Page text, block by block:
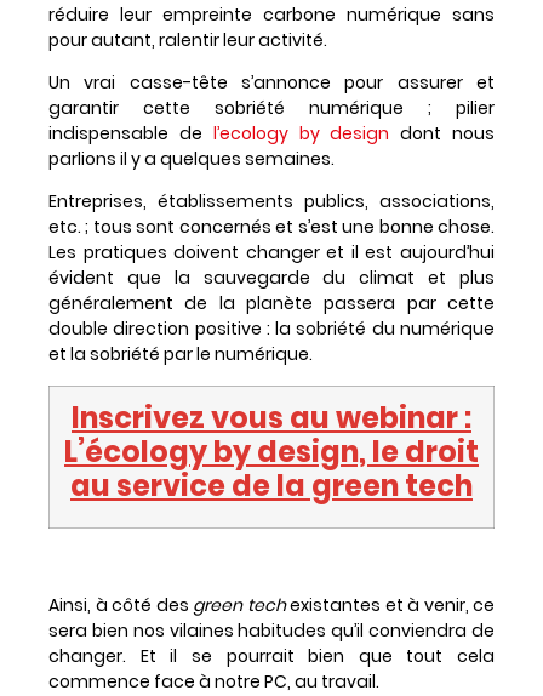
réduire leur empreinte carbone numérique sans
pour autant, ralentir leur activité.
Un vrai casse-tête s’annonce pour assurer et
garantir cette sobriété numérique ; pilier
indispensable de l’ecology by design dont nous
parlions il y a quelques semaines.
Entreprises, établissements publics, associations,
etc. ; tous sont concernés et s’est une bonne chose.
Les pratiques doivent changer et il est aujourd’hui
évident que la sauvegarde du climat et plus
généralement de la planète passera par cette
double direction positive : la sobriété du numérique
et la sobriété par le numérique.
Inscrivez vous au webinar :
L’écology by design, le droit
au service de la green tech
Ainsi, à côté des green techexistantes et à venir, ce
sera bien nos vilaines habitudes qu’il conviendra de
changer. Et il se pourrait bien que tout cela
commence face à notre PC, au travail.